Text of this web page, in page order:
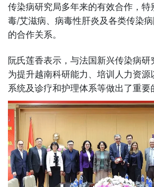
传染病研究局多年来的有效合作，特
毒/艾滋病、病毒性肝炎及各类传染
的合作关系。
阮氏莲香表示，与法国新兴传染病研
为提升越南科研能力、培训人力资源
系统及诊疗和护理体系等做出了重要